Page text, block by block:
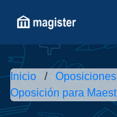
Inicio
Oposiciones
Oposición para